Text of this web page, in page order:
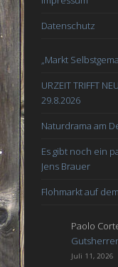
Datenschutz
„Markt
URZEIT TRIFFT
29.8.2026
Naturdrama am
Es gibt noch ein
Jens Brauer
Flohmarkt auf
Paolo
Juli 11, 2026